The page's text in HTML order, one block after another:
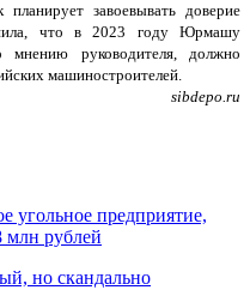
планирует завоевывать доверие
что в 2023 году Юрмашу
мнению руководителя, должно
машиностроителей.
sibdepo.ru
угольное предприятие,
млн рублей
но скандально